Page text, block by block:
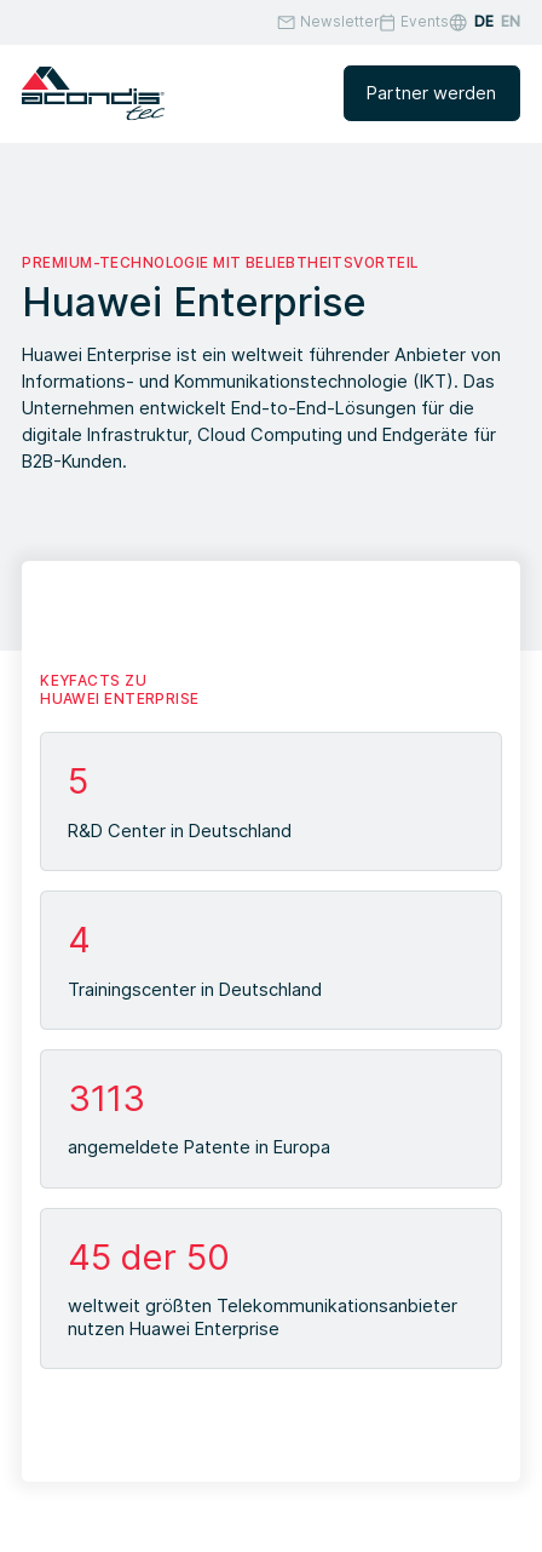
Newsletter Events DE EN
Partner werden
PREMIUM-TECHNOLOGIE MIT BELIEBTHEITSVORTEIL
Huawei Enterprise
Huawei Enterprise ist ein weltweit führender Anbieter von
Informations- und Kommunikationstechnologie (IKT). Das
Unternehmen entwickelt End-to-End-Lösungen für die
digitale Infrastruktur, Cloud Computing und Endgeräte für
B2B-Kunden.
KEYFACTS ZU
HUAWEI ENTERPRISE
5
R&D Center in Deutschland
4
Trainingscenter in Deutschland
3113
angemeldete Patente in Europa
45 der 50
weltweit größten Telekommunikationsanbieter
nutzen Huawei Enterprise